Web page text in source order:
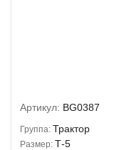
Артикул: BG0387
Группа: Трактор
Размер: Т-5